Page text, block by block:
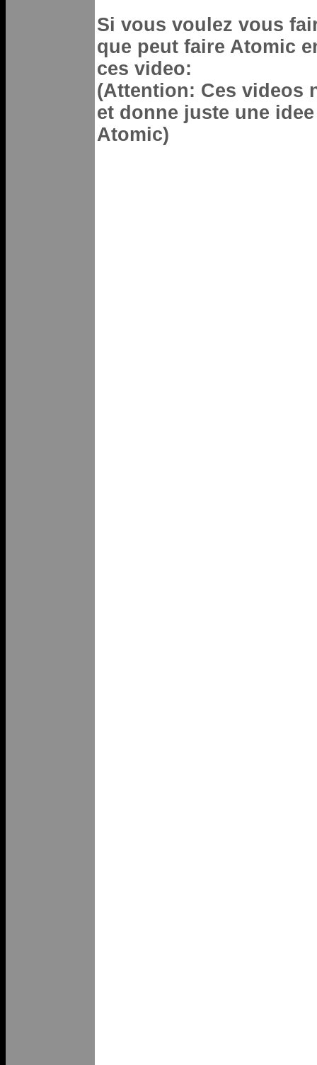
Si vous voulez vous
que peut faire Atomic
ces video:
(Attention: Ces videos
et donne juste une
Atomic)